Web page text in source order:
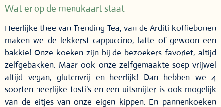
Wat er op de menukaart staat
Heerlijke thee van Trending Tea, van de Arditi koffiebonen
maken we de lekkerst cappuccino, latte of gewoon een
bakkie! Onze koeken zijn bij de bezoekers favoriet, altijd
zelfgebakken. Maar ook onze zelfgemaakte soep vrijwel
altijd vegan, glutenvrij en heerlijk! Dan hebben we 4
soorten heerlijke tosti's en een uitsmijter is ook mogelijk
van de eitjes van onze eigen kippen. En pannenkoeken